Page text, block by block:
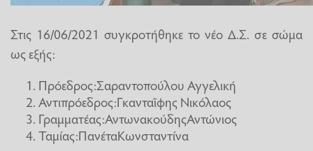
Στις 16/06/2021 συγκροτήθηκε το νέο Δ.Σ. σε σώμα
ως εξής:
Πρόεδρος:Σαραντοπούλου Αγγελική
Αντιπρόεδρος:Γκανταῒφης Νικόλαος
Γραμματέας:ΑντωνακούδηςΑντώνιος
Ταμίας:ΠανέταΚωνσταντίνα